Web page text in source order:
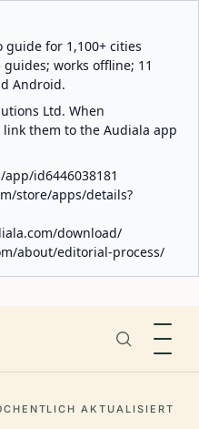
for 1,100+ cities
works offline; 11
Android.
Ltd. When
them to the Audiala app
id6446038181
store/apps/details?
download/
about/editorial-process/
AKTUALISIERT